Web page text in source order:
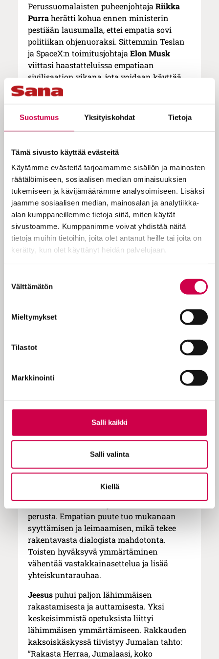
Suostumus Yksityiskohdat Tietoja
Tämä sivusto käyttää evästeitä
Käytämme evästeitä tarjoamamme sisällön ja mainosten
räätälöimiseen, sosiaalisen median ominaisuuksien
tukemiseen ja kävijämäärämme analysoimiseen. Lisäksi
jaamme sosiaalisen median, mainosalan ja analytiikka-
alan kumppaneillemme tietoja siitä, miten käytät
sivustoamme. Kumppanimme voivat yhdistää näitä
tietoja muihin tietoihin, joita olet antanut heille tai joita on
kerätty, kun olet käyttänyt heidän palvelujaan.
valinta
Välttämätön
Mieltymykset
Tilastot
Markkinointi
Salli kaikki
Salli valinta
Kiellä
Perussuomalaisten puheenjohtajaRiikka
Purraherätti kohua ennen ministerin
pestiään lausumalla, ettei empatia sovi
politiikan ohjenuoraksi. Sittemmin Teslan
ja SpaceX:n toimitusjohtajaElon Musk
viittasi haastatteluissa empatiaan
sivilisaation vikana, jota voidaan käyttää
hyväksi, ja kutsui sitä ”itsetuhoiseksi
empatiaksi”. Sekä Purran että Muskin
mielestä empatia ei kuulu
päätöksentekoon, jossa pitää korostaa
rationaalisuutta ja kokonaisuuden
huomioimista.
Miten empatiasta on tullut huono asia?
Käsite tarkoittaa kykyä asettua toisen
ihmisen asemaan ja ymmärtää hänen
tunteitaan, ajatuksiaan ja kokemuksiaan.
Se ei tarkoita, että asioista pitäisi olla yhtä
mieltä, vaan sitä, että pystyy eläytymään
toisen ihmisen tilanteeseen ja osoittamaan
myötätuntoa. Empatia kuuluu läheisesti
Päätöksiä tulee tehdä ihmisten
kokemuksia ja tarpeita ymmärtäen, ei
Sananvapaus kuuluu demokratiaan, mutta
rapauttaako empatian puute demokratiaa?
Demokratia ei ole vain äänestämistä ja
sääntöjen noudattamista vaan toisten
kunnioittamista ja yhteisten ratkaisujen
tehdä ihmisten kokemuksia ja tarpeita
ymmärtäen, ei vain numeroiden, tilastojen
rakennetaan empatiaa arvostaen, rakentaa
luottamusta. Se on myös demokratian
perusta. Empatian puute tuo mukanaan
syyttämisen ja leimaamisen, mikä tekee
rakentavasta dialogista mahdotonta.
Toisten hyväksyvä ymmärtäminen
vähentää vastakkainasettelua ja lisää
yhteiskuntarauhaa.
Jeesuspuhui paljon lähimmäisen
rakastamisesta ja auttamisesta. Yksi
keskeisimmistä opetuksista liittyi
lähimmäisen ymmärtämiseen. Rakkauden
kaksoiskäskyssä tiivistyy Jumalan tahto:
”Rakasta Herraa, Jumalaasi, koko